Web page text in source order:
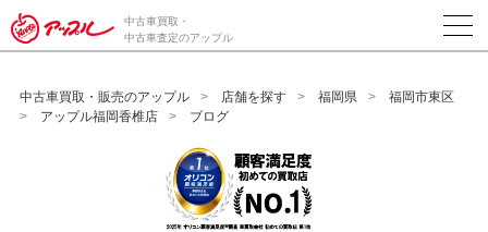
/*ABテスト_新規査定フォームの為のCVボタン*/
中古車買取・
中古車査定のアップル
中古車買取・販売のアップル 店舗を探す 福岡県
福岡市東区
アップル福岡香椎店
ブログ